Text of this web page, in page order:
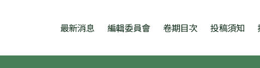
最新消息 編輯委員會 卷期目次 投稿須知